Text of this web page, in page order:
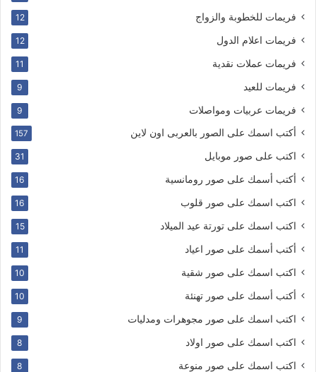
فريمات للخطوبة والزواج 12
فريمات اعلام الدول 12
فريمات عملات نقدية 11
فريمات للعيد 9
فريمات عربيات ومواصلات 9
أكتب اسمك على الصور بالعربى اون لاين 157
اكتب على صور موبايل 31
أكتب أسمك على صور رومانسية 16
اكتب اسمك على صور قلوب 16
اكتب اسمك على تورتة عيد الميلاد 15
أكتب أسمك على صور اعياد 11
اكتب اسمك على صور شقية 10
أكتب أسمك على صور تهنئة 10
اكتب اسمك على صور مجوهرات ومدليات 9
اكتب اسمك على صور اولاد 8
اكتب اسمك على صور منوعة 8